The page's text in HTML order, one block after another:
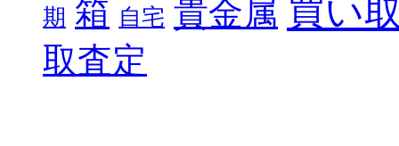
期 箱 自宅 貴金属 買い
取査定